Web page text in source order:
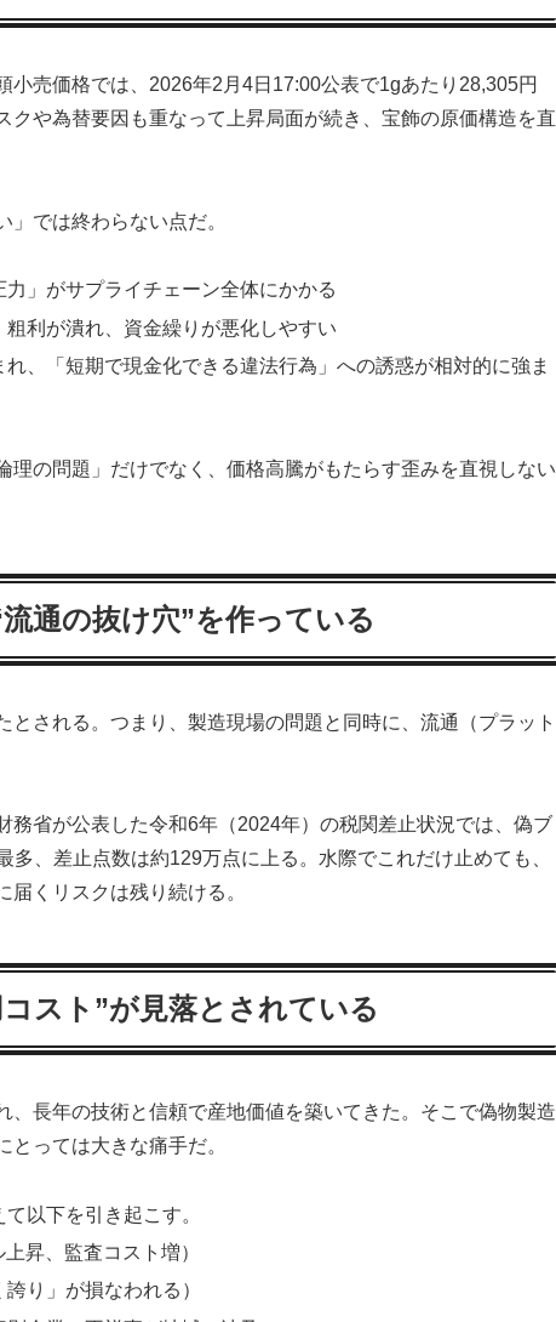
売価格では、2026年2月4日17:00公表で1gあたり28,305円
や為替要因も重なって上昇局面が続き、宝飾の原価構造を直
では終わらない点だ。
」がサプライチェーン全体にかかる
利が潰れ、資金繰りが悪化しやすい
、「短期で現金化できる違法行為」への誘惑が相対的に強ま
理の問題」だけでなく、価格高騰がもたらす歪みを直視しない
通の抜け穴”を作っている
される。つまり、製造現場の問題と同時に、流通（プラット
務省が公表した令和6年（2024年）の税関差止状況では、偽ブ
、差止点数は約129万点に上る。水際でこれだけ止めても、
くリスクは残り続ける。
スト”が見落とされている
長年の技術と信頼で産地価値を築いてきた。そこで偽物製造
っては大きな痛手だ。
以下を引き起こす。
昇、監査コスト増）
り」が損なわれる）